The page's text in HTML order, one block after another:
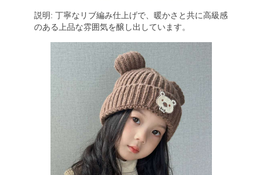
説明: 丁寧なリブ編み仕上げで、暖かさと共に高級感
のある上品な雰囲気を醸し出しています。